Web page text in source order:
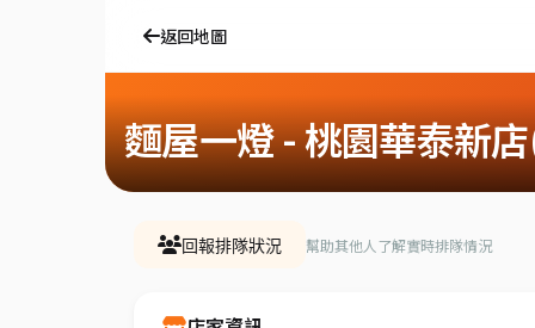
返回地圖
麵屋一燈 - 桃園華泰新
回報排隊狀況 幫助其他人了解實時排隊情況